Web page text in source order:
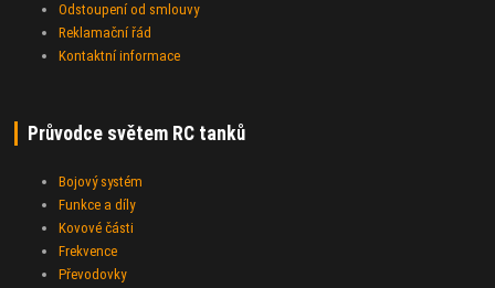
Odstoupení od smlouvy
Reklamační řád
Kontaktní informace
Průvodce světem RC tanků
Bojový systém
Funkce a díly
Kovové části
Frekvence
Převodovky